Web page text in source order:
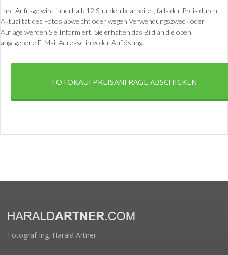
Ihre Anfrage wird innerhalb 12 Stunden bearbeitet, falls der Preis durch
Aktualität des Fotos abweicht oder wegen Verwendungszweck oder
Auflage werden Sie Informiert. Sie erhalten das Bild an die oben
angegebene E-Mail Adresse in voller Auflösung.
FOTOKAUFPREISANFRAGE ABSCHICKEN
Fotograf Ing. Harald Artner